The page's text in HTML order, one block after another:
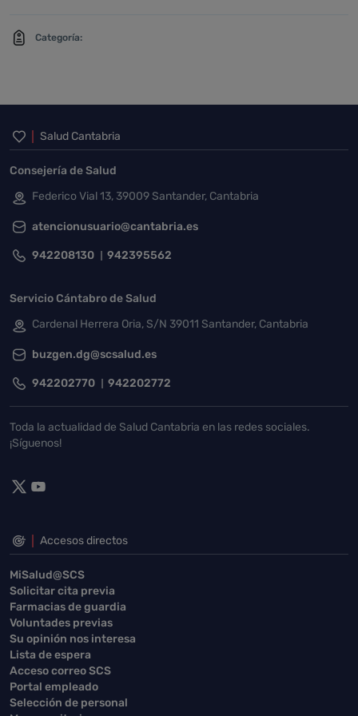
Categoría:
Inicio del pie de página
Salud Cantabria
Consejería de Salud
Federico Vial 13, 39009 Santander, Cantabria
atencionusuario@cantabria.es
942208130 942395562
Servicio Cántabro de Salud
Cardenal Herrera Oria, S/N 39011 Santander, Cantabria
buzgen.dg@scsalud.es
942202770 942202772
Toda la actualidad de Salud Cantabria en las redes sociales.
¡Síguenos!
Accesos directos
MiSalud@SCS
Solicitar cita previa
Farmacias de guardia
Voluntades previas
Su opinión nos interesa
Lista de espera
Acceso correo SCS
Portal empleado
Selección de personal